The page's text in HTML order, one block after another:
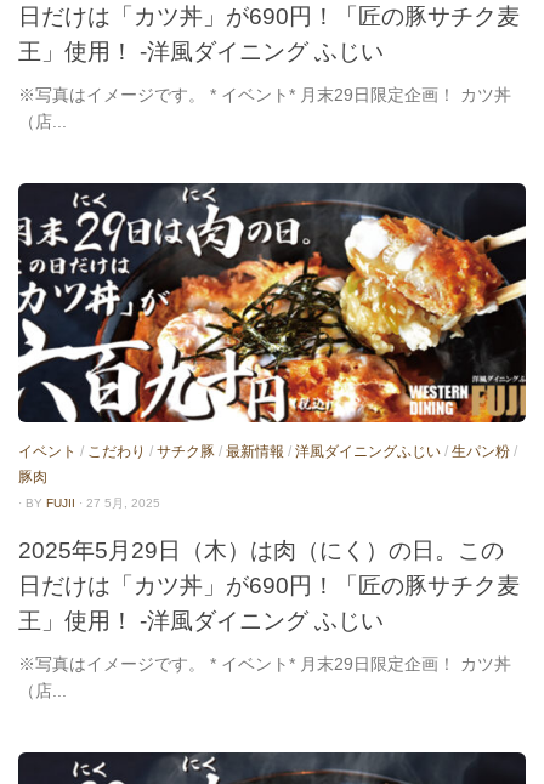
日だけは「カツ丼」が690円！「匠の豚サチク麦
王」使用！ -洋風ダイニング ふじい
※写真はイメージです。 * イベント* 月末29日限定企画！ カツ丼
（店...
イベント / こだわり / サチク豚 / 最新情報 / 洋風ダイニングふじい / 生パン粉 /
豚肉
· BY FUJII · 27 5月, 2025
2025年5月29日（木）は肉（にく）の日。この
日だけは「カツ丼」が690円！「匠の豚サチク麦
王」使用！ -洋風ダイニング ふじい
※写真はイメージです。 * イベント* 月末29日限定企画！ カツ丼
（店...